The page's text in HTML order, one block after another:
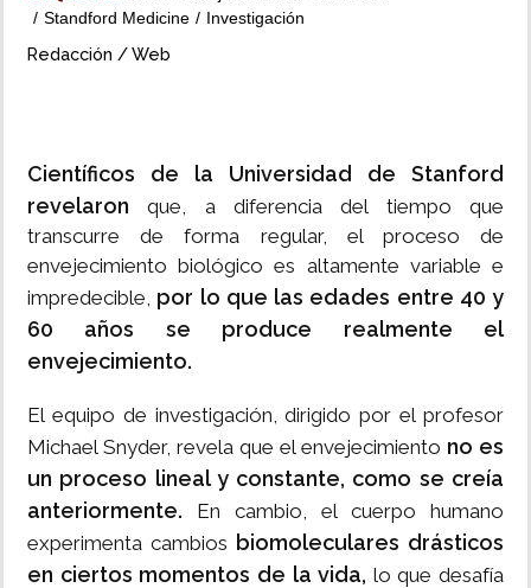
MULTIMEDIA
Standford Medicine
Investigación
Redacción / Web
Científicos de la Universidad de Stanford
revelaronque, a diferencia del tiempo que
transcurre de forma regular, el proceso de
envejecimiento biológico es altamente variable e
impredecible, por lo que las edades entre 40 y
60 años se produce realmente el
envejecimiento.
El equipo de investigación, dirigido por el profesor
Michael Snyder, revela que el envejecimiento no es
un proceso lineal y constante, como se creía
anteriormente. En cambio, el cuerpo humano
experimenta cambios biomoleculares drásticos
en ciertos momentos de la vida, lo que desafía